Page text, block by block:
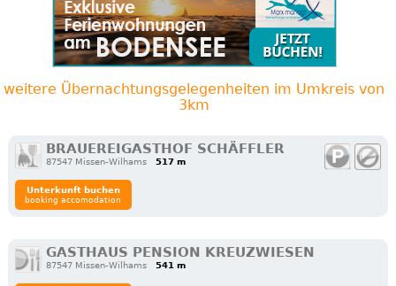
weitere Übernachtungsgelegenheiten im Umkreis von
3km
BRAUEREIGASTHOF SCHÄFFLER
87547 Missen-Wilhams 517 m
Unterkunft buchen
booking accomodation
GASTHAUS PENSION KREUZWIESEN
87547 Missen-Wilhams 541 m